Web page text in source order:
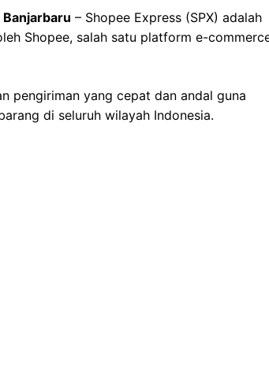
– Shopee Express (SPX) adalah
Shopee, salah satu platform e-
pengiriman yang cepat dan andal guna
di seluruh wilayah Indonesia.